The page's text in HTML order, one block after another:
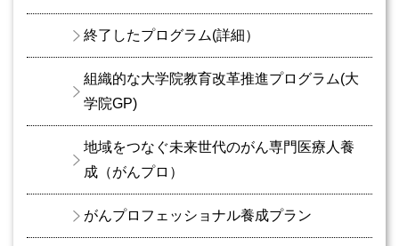
終了したプログラム(詳細）
組織的な大学院教育改革推進プログラム(大
学院GP)
地域をつなぐ未来世代のがん専門医療人養
成（がんプロ）
がんプロフェッショナル養成プラン